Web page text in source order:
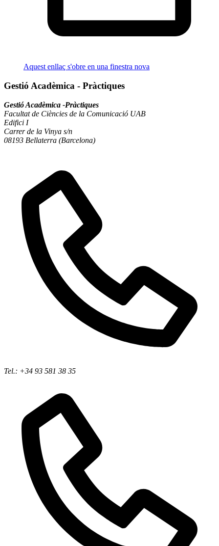
Aquest enllaç s'obre en una finestra nova
Gestió Acadèmica - Pràctiques
Gestió Acadèmica -Pràctiques
Facultat de Ciències de la Comunicació UAB
Edifici I
Carrer de la Vinya s/n
08193 Bellaterra (Barcelona)
Tel.: +34 93 581 38 35